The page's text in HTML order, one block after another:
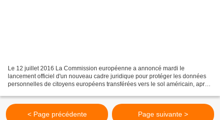
Le 12 juillet 2016 La Commission européenne a annoncé mardi le
lancement officiel d'un nouveau cadre juridique pour protéger les données
personnelles de citoyens européens transférées vers le sol américain, après
< Page précédente Page suivante >